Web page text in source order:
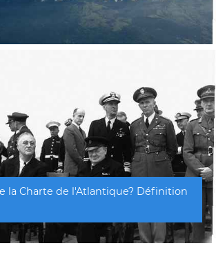
la Charte de l'Atlantique? Définition